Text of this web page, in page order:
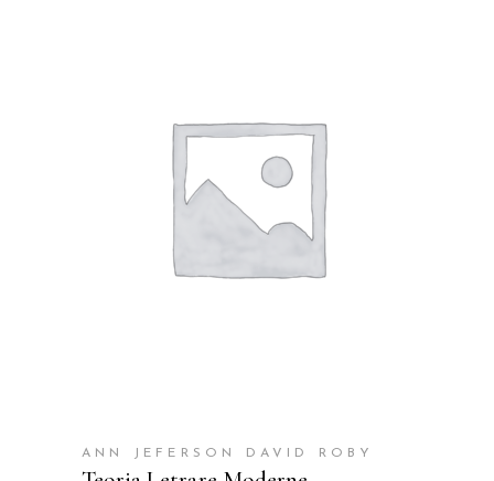
SHTOJE NË SHPORTË
ANN JEFERSON DAVID ROBY